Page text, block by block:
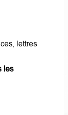
lettres
les